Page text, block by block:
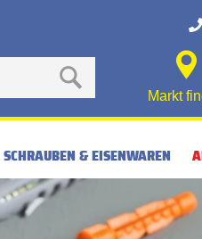
Markt
SCHRAUBEN & EISENWAREN